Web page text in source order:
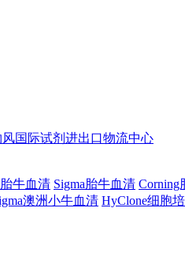
国际试剂进出口物流中心
牛血清 Sigma胎牛血清 Corning
澳洲小牛血清 HyClone细胞